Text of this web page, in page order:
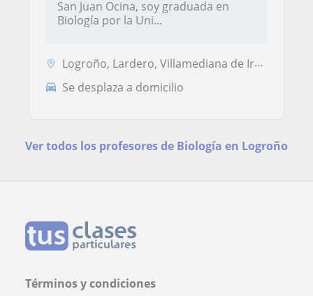
San Juan Ocina, soy graduada en
Biología por la Uni...
Logroño, Lardero, Villamediana de Iregua, Alberite
Se desplaza a domicilio
Ver todos los profesores de Biología en Logroño
Términos y condiciones